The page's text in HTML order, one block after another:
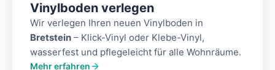
Vinylboden verlegen
Wir verlegen Ihren neuen Vinylboden in
Bretstein – Klick-Vinyl oder Klebe-Vinyl,
wasserfest und pflegeleicht für alle Wohnräume.
Mehr erfahren